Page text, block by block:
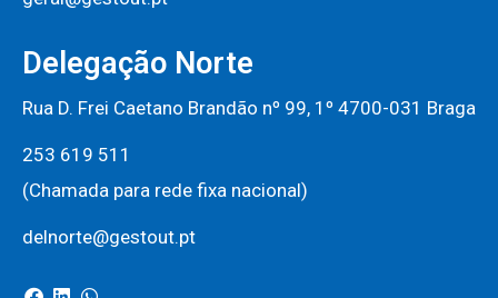
Delegação Norte
Rua D. Frei Caetano Brandão nº 99, 1º 4700-031 Braga
253 619 511
(Chamada para rede fixa nacional)
delnorte@gestout.pt